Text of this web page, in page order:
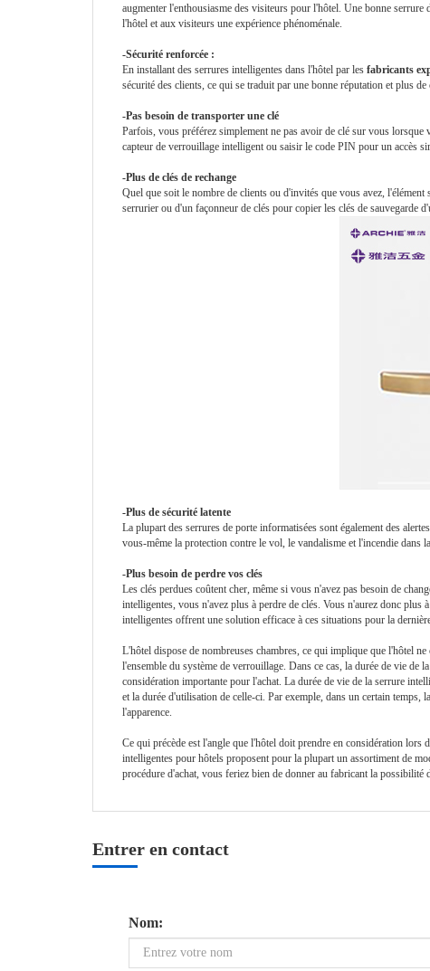
augmenter l'enthousiasme des visiteurs pour l'hôtel. Une bonne
l'hôtel et aux visiteurs une expérience phénoménale.
-Sécurité renforcée :
En installant des serrures intelligentes dans l'hôtel par les fabricants
sécurité des clients, ce qui se traduit par une bonne réputation et plus de
-Pas besoin de transporter une clé
Parfois, vous préférez simplement ne pas avoir de clé sur vous
capteur de verrouillage intelligent ou saisir le code PIN pour un accès
-Plus de clés de rechange
Quel que soit le nombre de clients ou d'invités que vous avez,
serrurier ou d'un façonneur de clés pour copier les clés de sauvegarde
-Plus de sécurité latente
La plupart des serrures de porte informatisées sont également des
vous-même la protection contre le vol, le vandalisme et l'incendie dans
-Plus besoin de perdre vos clés
Les clés perdues coûtent cher, même si vous n'avez pas besoin de
intelligentes, vous n'avez plus à perdre de clés. Vous n'aurez donc
intelligentes offrent une solution efficace à ces situations pour la
L'hôtel dispose de nombreuses chambres, ce qui implique que l'hôtel
l'ensemble du système de verrouillage. Dans ce cas, la durée de vie de
considération importante pour l'achat. La durée de vie de la serrure
et la durée d'utilisation de celle-ci. Par exemple, dans un certain
l'apparence.
Ce qui précède est l'angle que l'hôtel doit prendre en considération
intelligentes pour hôtels proposent pour la plupart un assortiment de
procédure d'achat, vous feriez bien de donner au fabricant la
Entrer en contact
Nom: